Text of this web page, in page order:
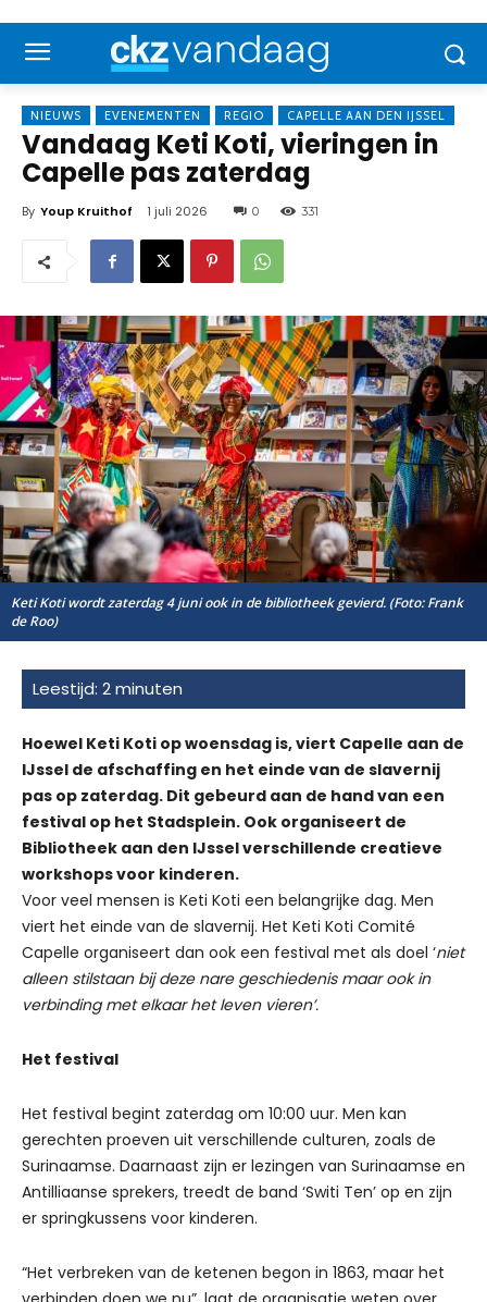
NIEUWS EVENEMENTEN REGIO CAPELLE AAN DEN IJSSEL
Vandaag Keti Koti, vieringen in
Capelle pas zaterdag
By Youp Kruithof 1 juli 2026 0 331
Keti Koti wordt zaterdag 4 juni ook in de bibliotheek gevierd. (Foto: Frank
de Roo)
Hoewel Keti Koti op woensdag is, viert Capelle aan de
IJssel de afschaffing en het einde van de slavernij
pas op zaterdag. Dit gebeurd aan de hand van een
festival op het Stadsplein. Ook organiseert de
Bibliotheek aan den IJssel verschillende creatieve
workshops voor kinderen.
Voor veel mensen is Keti Koti een belangrijke dag. Men
viert het einde van de slavernij. Het Keti Koti Comité
Capelle organiseert dan ook een festival met als doel ‘niet
alleen stilstaan bij deze nare geschiedenis maar ook in
verbinding met elkaar het leven vieren’.
Het festival
Het festival begint zaterdag om 10:00 uur. Men kan
gerechten proeven uit verschillende culturen, zoals de
Surinaamse. Daarnaast zijn er lezingen van Surinaamse en
Antilliaanse sprekers, treedt de band ‘Switi Ten’ op en zijn
er springkussens voor kinderen.
“Het verbreken van de ketenen begon in 1863, maar het